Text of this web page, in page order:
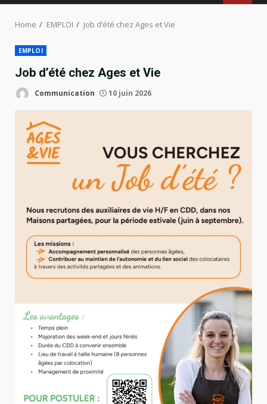
Home EMPLOI Job d’été chez Ages et Vie
EMPLOI
Job d’été chez Ages et Vie
Communication 10 juin 2026